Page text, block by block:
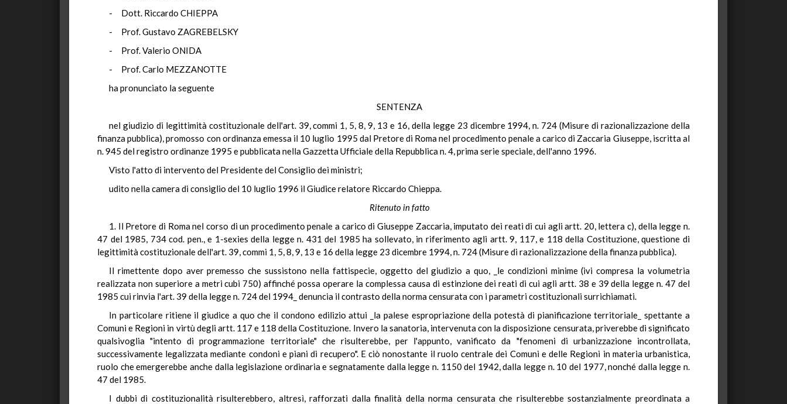
- Dott. Riccardo CHIEPPA
- Prof. Gustavo ZAGREBELSKY
- Prof. Valerio ONIDA
- Prof. Carlo MEZZANOTTE
ha pronunciato la seguente
SENTENZA
nel giudizio di legittimità costituzionale dell'art. 39, commi 1, 5, 8, 9, 13 e 16, della legge 23 dicembre 1994, n. 724 (Misure di razionalizzazione della
finanza pubblica), promosso con ordinanza emessa il 10 luglio 1995 dal Pretore di Roma nel procedimento penale a carico di Zaccaria Giuseppe, iscritta al
n. 945 del registro ordinanze 1995 e pubblicata nella Gazzetta Ufficiale della Repubblica n. 4, prima serie speciale, dell'anno 1996.
Visto l'atto di intervento del Presidente del Consiglio dei ministri;
udito nella camera di consiglio del 10 luglio 1996 il Giudice relatore Riccardo Chieppa.
Ritenuto in fatto
1. Il Pretore di Roma nel corso di un procedimento penale a carico di Giuseppe Zaccaria, imputato dei reati di cui agli artt. 20, lettera c), della legge n.
47 del 1985, 734 cod. pen., e 1-sexies della legge n. 431 del 1985 ha sollevato, in riferimento agli artt. 9, 117, e 118 della Costituzione, questione di
legittimità costituzionale dell'art. 39, commi 1, 5, 8, 9, 13 e 16 della legge 23 dicembre 1994, n. 724 (Misure di razionalizzazione della finanza pubblica).
Il rimettente dopo aver premesso che sussistono nella fattispecie, oggetto del giudizio a quo, _le condizioni minime (ivi compresa la volumetria
realizzata non superiore a metri cubi 750) affinché possa operare la complessa causa di estinzione dei reati di cui agli artt. 38 e 39 della legge n. 47 del
1985 cui rinvia l'art. 39 della legge n. 724 del 1994_ denuncia il contrasto della norma censurata con i parametri costituzionali surrichiamati.
In particolare ritiene il giudice a quo che il condono edilizio attui _la palese espropriazione della potestà di pianificazione territoriale_ spettante a
Comuni e Regioni in virtù degli artt. 117 e 118 della Costituzione. Invero la sanatoria, intervenuta con la disposizione censurata, priverebbe di significato
qualsivoglia "intento di programmazione territoriale" che risulterebbe, per l'appunto, vanificato da "fenomeni di urbanizzazione incontrollata,
successivamente legalizzata mediante condoni e piani di recupero". E ciò nonostante il ruolo centrale dei Comuni e delle Regioni in materia urbanistica,
ruolo che emergerebbe anche dalla legislazione ordinaria e segnatamente dalla legge n. 1150 del 1942, dalla legge n. 10 del 1977, nonché dalla legge n.
47 del 1985.
I dubbi di costituzionalità risulterebbero, altresì, rafforzati dalla finalità della norma censurata che risulterebbe sostanzialmente preordinata a